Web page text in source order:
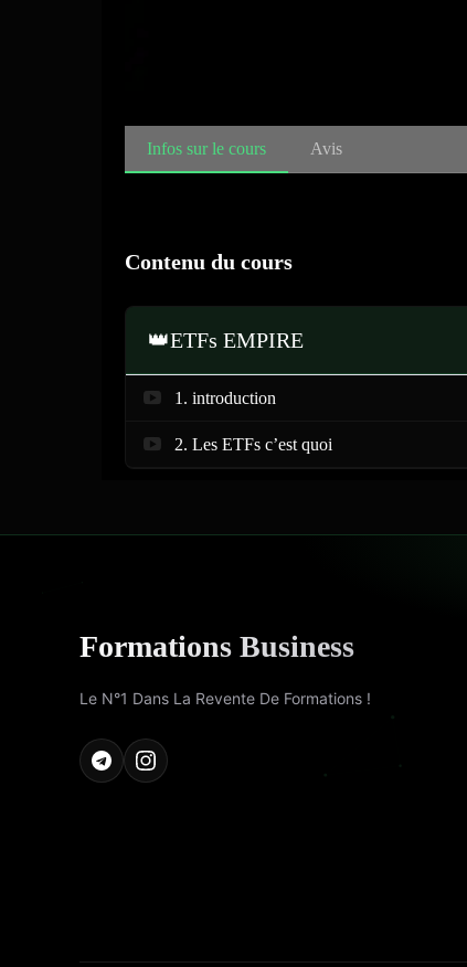
Infos sur le cours Avis
Contenu du cours
👑ETFs EMPIRE
1. introduction
2. Les ETFs c’est quoi
Formations Business
Le N°1 Dans La Revente De Formations !